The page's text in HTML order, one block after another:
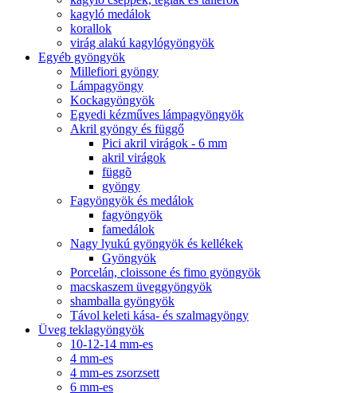
kagyló medálok
korallok
virág alakú kagylógyöngyök
Egyéb gyöngyök
Millefiori gyöngy
Lámpagyöngy
Kockagyöngyök
Egyedi kézműves lámpagyöngyök
Akril gyöngy és függő
Pici akril virágok - 6 mm
akril virágok
függõ
gyöngy
Fagyöngyök és medálok
fagyöngyök
famedálok
Nagy lyukú gyöngyök és kellékek
Gyöngyök
Porcelán, cloissone és fimo gyöngyök
macskaszem üveggyöngyök
shamballa gyöngyök
Távol keleti kása- és szalmagyöngy
Üveg teklagyöngyök
10-12-14 mm-es
4 mm-es
4 mm-es zsorzsett
6 mm-es